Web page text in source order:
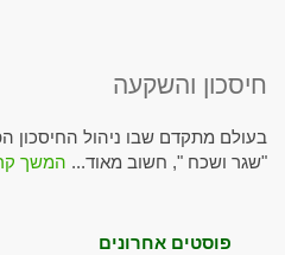
חיסכון והשקעה
בעולם מתקדם שבו ניהול
"שגר ושכח ", חשוב מאוד... המשך
פוסטים אחרונים